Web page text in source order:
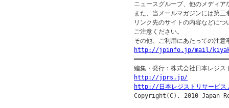
ニュースグループ、他のメディ
また、当メールマガジンには第
リンク先のサイトの内容などに
ご注意ください。
http://jpinfo.jp/mail/
http://jprs.jp/
http://日本レジストリサービ